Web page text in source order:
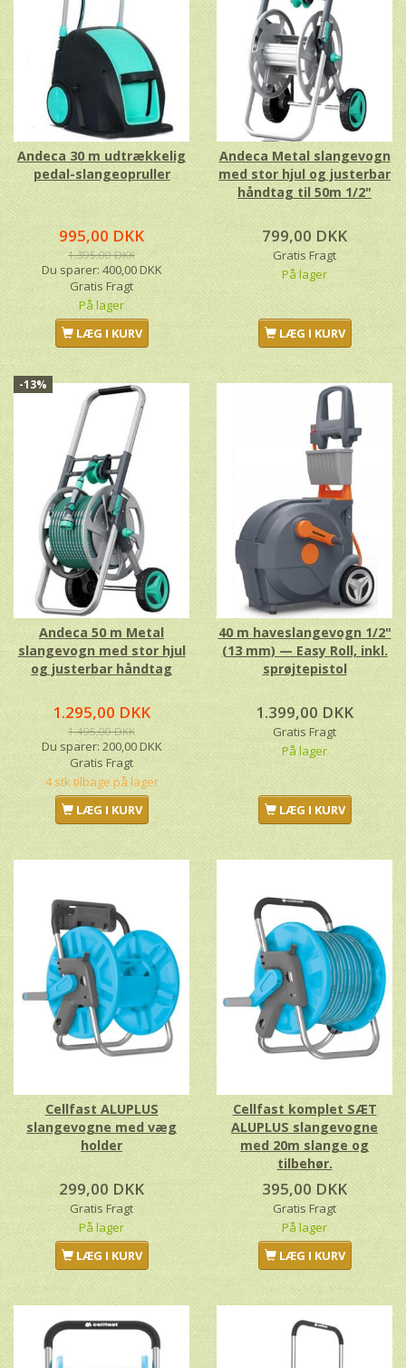
Andeca 30 m udtrækkelig
pedal-slangeopruller
995,00 DKK
1.395,00 DKK
Du sparer: 400,00 DKK
Gratis Fragt
På lager
LÆG I KURV
Andeca Metal slangevogn
med stor hjul og justerbar
håndtag til 50m 1/2"
799,00 DKK
Gratis Fragt
På lager
LÆG I KURV
-13%
Andeca 50 m Metal
slangevogn med stor hjul
og justerbar håndtag
1.295,00 DKK
1.495,00 DKK
Du sparer: 200,00 DKK
Gratis Fragt
4 stk tilbage på lager
LÆG I KURV
40 m haveslangevogn 1/2"
(13 mm) — Easy Roll, inkl.
sprøjtepistol
1.399,00 DKK
Gratis Fragt
På lager
LÆG I KURV
Cellfast ALUPLUS
slangevogne med væg
holder
299,00 DKK
Gratis Fragt
På lager
LÆG I KURV
Cellfast komplet SÆT
ALUPLUS slangevogne
med 20m slange og
tilbehør.
395,00 DKK
Gratis Fragt
På lager
LÆG I KURV